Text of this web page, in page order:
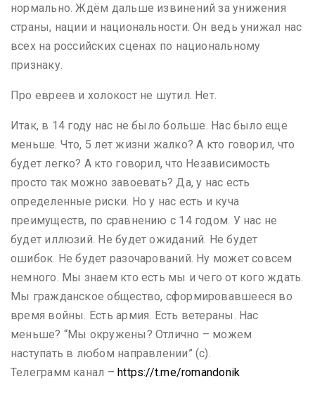
нормально. Ждём дальше извинений за унижения
страны, нации и национальности. Он ведь унижал нас
всех на российских сценах по национальному
признаку.
Про евреев и холокост не шутил. Нет.
Итак, в 14 году нас не было больше. Нас было еще
меньше. Что, 5 лет жизни жалко? А кто говорил, что
будет легко? А кто говорил, что Независимость
просто так можно завоевать? Да, у нас есть
определенные риски. Но у нас есть и куча
преимуществ, по сравнению с 14 годом. У нас не
будет иллюзий. Не будет ожиданий. Не будет
ошибок. Не будет разочарований. Ну может совсем
немного. Мы знаем кто есть мы и чего от кого ждать.
Мы гражданское общество, сформировавшееся во
время войны. Есть армия. Есть ветераны. Нас
меньше? “Мы окружены? Отлично – можем
наступать в любом направлении” (с).
Телеграмм канал –https://t.me/romandonik